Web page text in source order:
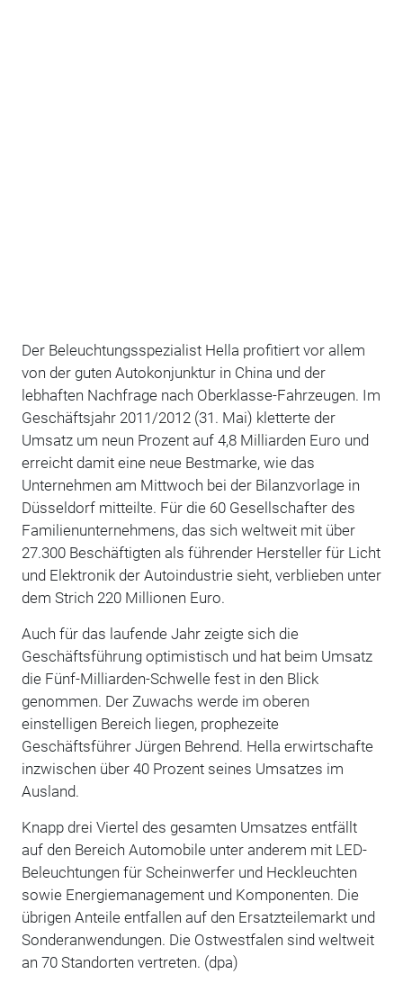
Der Beleuchtungsspezialist Hella profitiert vor allem
von der guten Autokonjunktur in China und der
lebhaften Nachfrage nach Oberklasse-Fahrzeugen. Im
Geschäftsjahr 2011/2012 (31. Mai) kletterte der
Umsatz um neun Prozent auf 4,8 Milliarden Euro und
erreicht damit eine neue Bestmarke, wie das
Unternehmen am Mittwoch bei der Bilanzvorlage in
Düsseldorf mitteilte. Für die 60 Gesellschafter des
Familienunternehmens, das sich weltweit mit über
27.300 Beschäftigten als führender Hersteller für Licht
und Elektronik der Autoindustrie sieht, verblieben unter
dem Strich 220 Millionen Euro.
Auch für das laufende Jahr zeigte sich die
Geschäftsführung optimistisch und hat beim Umsatz
die Fünf-Milliarden-Schwelle fest in den Blick
genommen. Der Zuwachs werde im oberen
einstelligen Bereich liegen, prophezeite
Geschäftsführer Jürgen Behrend. Hella erwirtschafte
inzwischen über 40 Prozent seines Umsatzes im
Ausland.
Knapp drei Viertel des gesamten Umsatzes entfällt
auf den Bereich Automobile unter anderem mit LED-
Beleuchtungen für Scheinwerfer und Heckleuchten
sowie Energiemanagement und Komponenten. Die
übrigen Anteile entfallen auf den Ersatzteilemarkt und
Sonderanwendungen. Die Ostwestfalen sind weltweit
an 70 Standorten vertreten. (dpa)